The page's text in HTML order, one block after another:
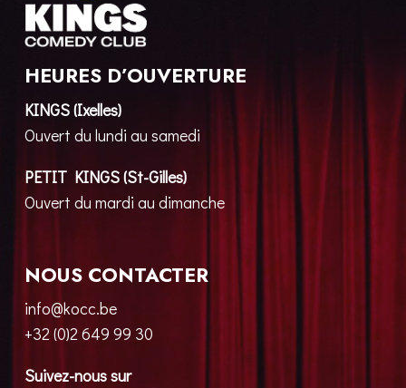
HEURES D’OUVERTURE
KINGS (Ixelles)
Ouvert du lundi au samedi
PETIT KINGS (St-Gilles)
Ouvert du mardi au dimanche
NOUS CONTACTER
info@kocc.be
+32 (0)2 649 99 30
Suivez-nous sur